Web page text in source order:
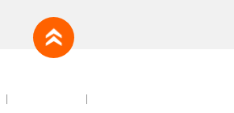
zum Seitenanfang